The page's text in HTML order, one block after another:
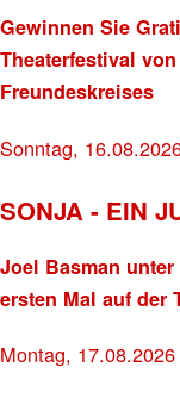
Gewinnen Sie
Theaterfestival
Freundeskreises
Sonntag,
SONJA - EIN
Joel Basman
ersten Mal auf der
Montag, 17.08.2026